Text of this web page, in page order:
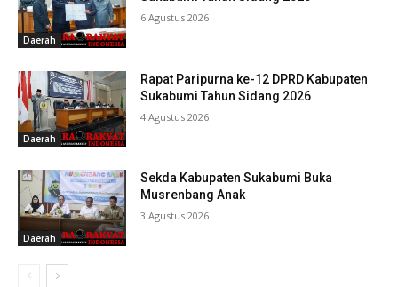
Daerah
6 Agustus 2026
Daerah
Rapat Paripurna ke-12 DPRD Kabupaten
Sukabumi Tahun Sidang 2026
4 Agustus 2026
Daerah
Sekda Kabupaten Sukabumi Buka
Musrenbang Anak
3 Agustus 2026